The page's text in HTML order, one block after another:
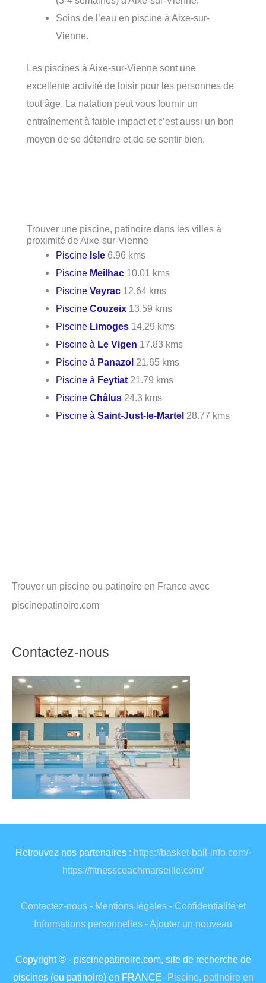
Soins de l’eau en piscine à Aixe-sur-
Vienne.
Les piscines à Aixe-sur-Vienne sont une
excellente activité de loisir pour les personnes de
tout âge. La natation peut vous fournir un
entraînement à faible impact et c’est aussi un bon
moyen de se détendre et de se sentir bien.
Trouver une piscine, patinoire dans les villes à
proximité de Aixe-sur-Vienne
Piscine Isle 6.96 kms
Piscine Meilhac 10.01 kms
PiscineVeyrac 12.64 kms
PiscineCouzeix 13.59 kms
Piscine Limoges 14.29 kms
Piscine à Le Vigen 17.83 kms
Piscine à Panazol 21.65 kms
Piscine à Feytiat 21.79 kms
PiscineChâlus 24.3 kms
Piscine àSaint-Just-le-Martel 28.77 kms
Trouver un piscine ou patinoire en France avec
piscinepatinoire.com
Contactez-nous
Retrouvez nos partenaires : https://basket-ball-info.com/-
https://fitnesscoachmarseille.com/
Contactez-nous- Mentions légales- Confidentialité et
Informations personnelles -Ajouter un nouveau
Copyright © - piscinepatinoire.com, site de recherche de
piscines (ou patinoire) en FRANCE- Piscine, patinoire en